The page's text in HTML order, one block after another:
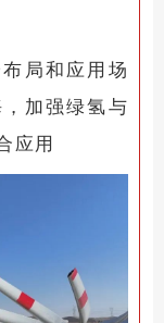
局和应用场
加强绿氢与
应用